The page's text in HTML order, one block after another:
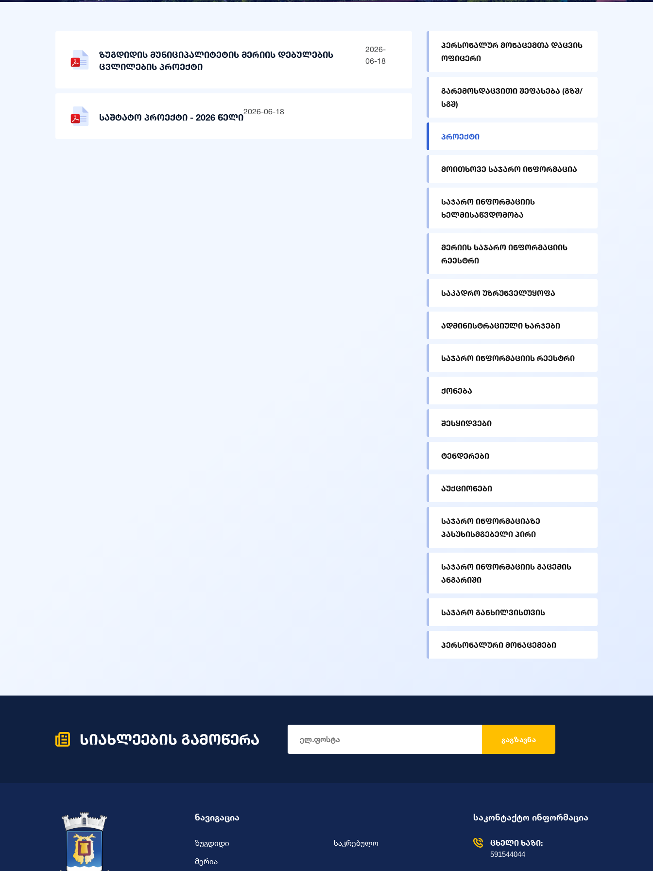
ზუგდიდის მუნიციპალიტეტის მერიის დებულების
ცვლილების პროექტი
2026-
06-18
საშტატო პროექტი - 2026 წელი
2026-06-18
პერსონალურ მონაცემთა დაცვის
ოფიცერი
გარემოსდაცვითი შეფასება (გზშ/
სგშ)
პროექტი
მოითხოვე საჯარო ინფორმაცია
საჯარო ინფორმაციის
ხელმისაწვდომობა
მერიის საჯარო ინფორმაციის
რეესტრი
საკადრო უზრუნველუყოფა
ადმინისტრაციული ხარჯები
საჯარო ინფორმაციის რეესტრი
ქონება
შესყიდვები
ტენდერები
აუქციონები
საჯარო ინფორმაციაზე
პასუხისმგებელი პირი
საჯარო ინფორმაციის გაცემის
ანგარიში
საჯარო განხილვისთვის
პერსონალური მონაცემები
სიახლეების გამოწერა გაგზავნა
ნავიგაცია
ზუგდიდი
მერია
საკრებულო
საკონტაქტო ინფორმაცია
ცხელი ხაზი:
591544044